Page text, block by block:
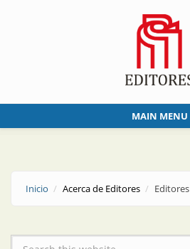
MAIN MENU
Inicio Acerca de Editores Editores